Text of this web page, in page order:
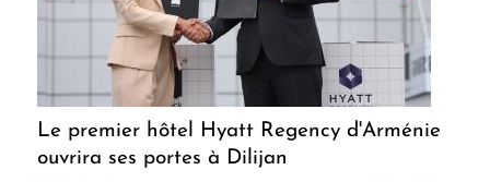
Le premier hôtel Hyatt Regency d'Arménie
ouvrira ses portes à Dilijan